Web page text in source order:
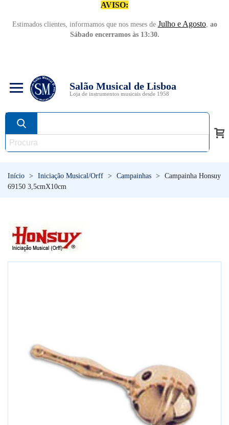
AVISO:
Estimados clientes, informamos que nos meses de Julho e Agosto, ao
Sábado encerramos às 13:30.
Salão Musical de Lisboa
Loja de instrumentos musicais desde 1958
Início > Iniciação Musical/Orff > Campainhas >
Campainha Honsuy
69150 3,5cmX10cm